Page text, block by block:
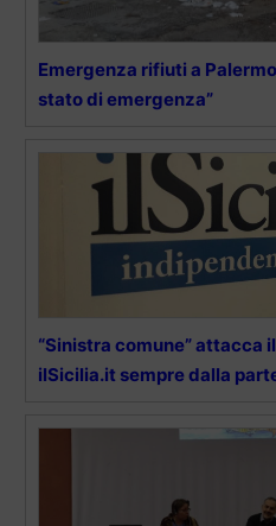
Emergenza rifiuti a
stato di emergenza”
“Sinistra comune” attacca
ilSicilia.it sempre dalla